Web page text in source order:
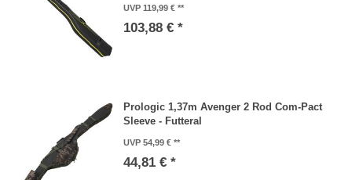
UVP 119,99 €
103,88 € *
Prologic 1,37m Avenger 2 Rod Com-Pact
Sleeve - Futteral
UVP 54,99 €
44,81 € *